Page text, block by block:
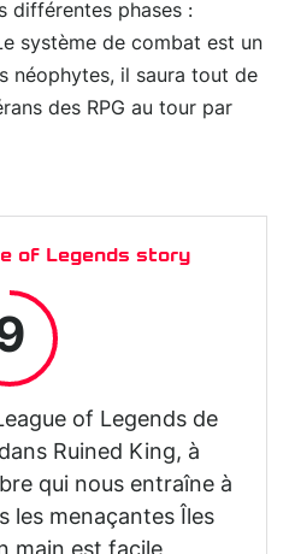
différentes phases :
système de combat est un
néophytes, il saura tout de
des RPG au tour par
of Legends story
of Legends de
Ruined King, à
qui nous entraîne à
les menaçantes Îles